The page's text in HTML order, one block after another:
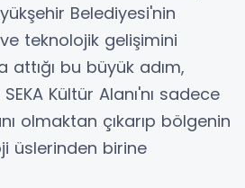
Belediyesi'nin
teknolojik gelişimini
attığı bu büyük adım,
Kültür Alanı'nı sadece
olmaktan çıkarıp bölgenin
üslerinden birine